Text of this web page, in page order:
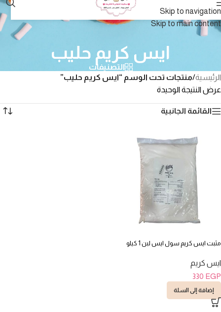
Skip to navigation
Skip to main content
ايس كريم حليب
التصنيفات
الرئيسية/منتجات تحت الوسم “ايس كريم حليب”
عرض النتيجة الوحيدة
القائمة الجانبية
مثبت ايس كريم سول ايس لبن 1 كيلو
ايس كريم
330 EGP
إضافة إلى السلة